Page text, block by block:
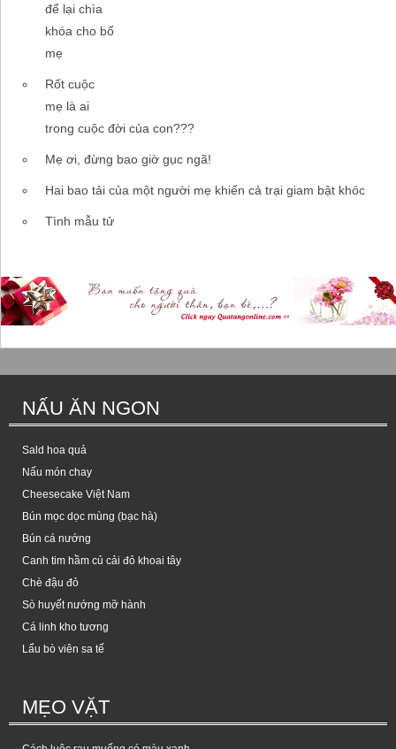
để lại chìa
khóa cho bố
mẹ
Rốt cuộc
mẹ là ai
trong cuộc đời của con???
Mẹ ơi, đừng bao giờ gục ngã!
Hai bao tải của một người mẹ khiến cả trại giam bật khóc
Tình mẫu tử
NẤU ĂN NGON
Sald hoa quả
Nấu món chay
Cheesecake Việt Nam
Bún mọc dọc mùng (bạc hà)
Bún cá nướng
Canh tim hầm củ cải đỏ khoai tây
Chè đậu đỏ
Sò huyết nướng mỡ hành
Cá linh kho tương
Lẩu bò viên sa tế
MẸO VẶT